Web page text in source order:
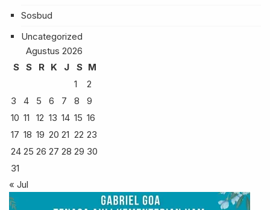
Sosbud
Uncategorized
Agustus 2026
S
S R K J S M
1
2
3
4 5 6 7 8
9
10 11 12 13 14 15 16
17 18 19 20 21 22 23
24 25 26 27 28 29 30
31
« Jul